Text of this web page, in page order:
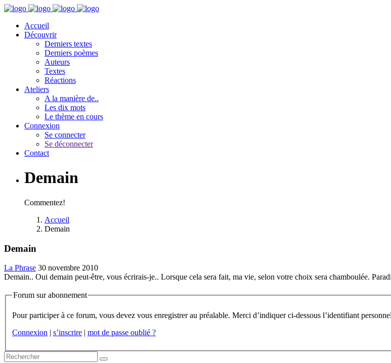
Accueil
Découvrir
Derniers textes
Derniers poèmes
Auteurs
Textes
Réactions
Ateliers
A la manière de..
Les dix mots
Le thème en cours
Connexion
Se connecter
Se déconnecter
Contact
Demain
Commentez!
Accueil
Demain
Demain
La Phrase 30 novembre 2010
Demain.. Oui demain peut-être, vous écrirais-je.. Lorsque cela sera fait, ma vie, selon votre choix sera chamboulée.
Forum sur abonnement
Connexion | s’inscrire | mot de passe oublié ?